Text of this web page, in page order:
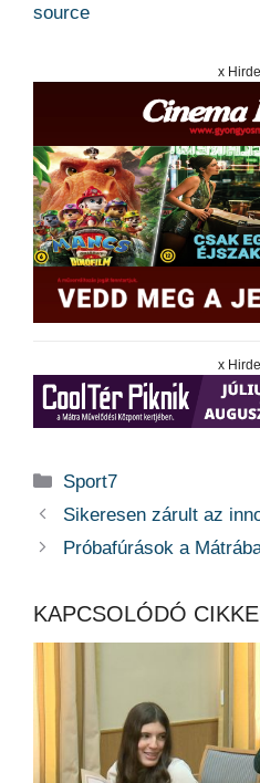
source
x
x
Kategória
Sport7
Sikeresen zárult az
Próbafúrások a
KAPCSOLÓDÓ